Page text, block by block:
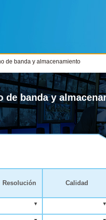
de banda y almacenamiento
de banda y
Resolución Calidad